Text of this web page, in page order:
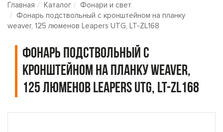
Главная Каталог
Фонари и свет
Фонарь подствольный c кронштейном на планку
weaver, 125 люменов Leapers UTG, LT-ZL168
Фонарь подствольный c
кронштейном на планку weaver,
125 люменов Leapers UTG, LT-ZL168